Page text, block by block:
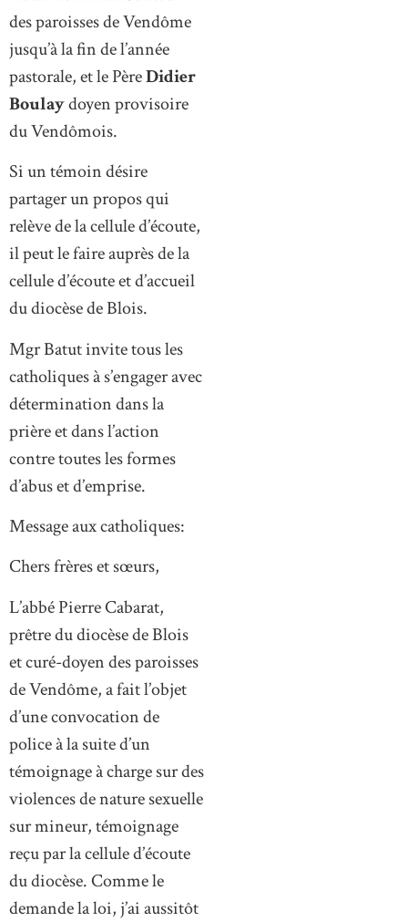
des paroisses de Vendôme
jusqu’à la fin de l’année
pastorale, et le PèreDidier
Boulaydoyen provisoire
du Vendômois.
Si un témoin désire
partager un propos qui
relève de la cellule d’écoute,
il peut le faire auprès de la
cellule d’écoute et d’accueil
du diocèse de Blois.
Mgr Batut invite tous les
catholiques à s’engager avec
détermination dans la
prière et dans l’action
contre toutes les formes
d’abus et d’emprise.
Message aux catholiques:
Chers frères et sœurs,
L’abbé Pierre Cabarat,
prêtre du diocèse de Blois
et curé-doyen des paroisses
de Vendôme, a fait l’objet
d’une convocation de
police à la suite d’un
témoignage à charge sur des
violences de nature sexuelle
sur mineur, témoignage
reçu par la cellule d’écoute
du diocèse. Comme le
demande la loi, j’ai aussitôt